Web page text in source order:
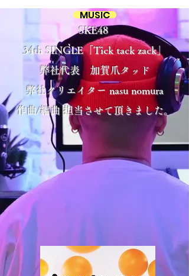
MUSIC
SKE48
34th SINGLE「Tick tack zack」
​弊社代表 加賀爪タッド
弊社クリエイター nasu nomura
​作曲/編曲 担当させて頂きました。